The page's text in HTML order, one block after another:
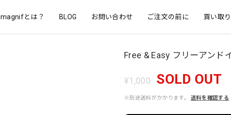
magnifとは？ BLOG お問い合わせ ご注文の前に 買い取
Free & Easy フリーアンド
¥1,000 SOLD OUT
※別途送料がかかります。 送料を確認する